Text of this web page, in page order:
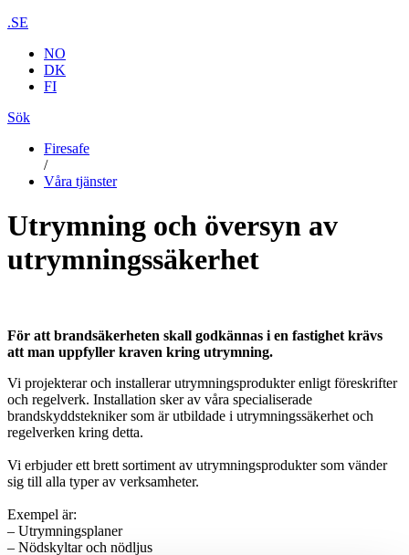
.SE
NO
DK
FI
Sök
Firesafe
/
Våra tjänster
Utrymning och översyn av
utrymningssäkerhet
För att brandsäkerheten skall godkännas i en fastighet krävs
att man uppfyller kraven kring utrymning.
Vi projekterar och installerar utrymningsprodukter enligt föreskrifter
och regelverk. Installation sker av våra specialiserade
brandskyddstekniker som är utbildade i utrymningssäkerhet och
regelverken kring detta.
Vi erbjuder ett brett sortiment av utrymningsprodukter som vänder
sig till alla typer av verksamheter.
Exempel är:
– Utrymningsplaner
– Nödskyltar och nödljus